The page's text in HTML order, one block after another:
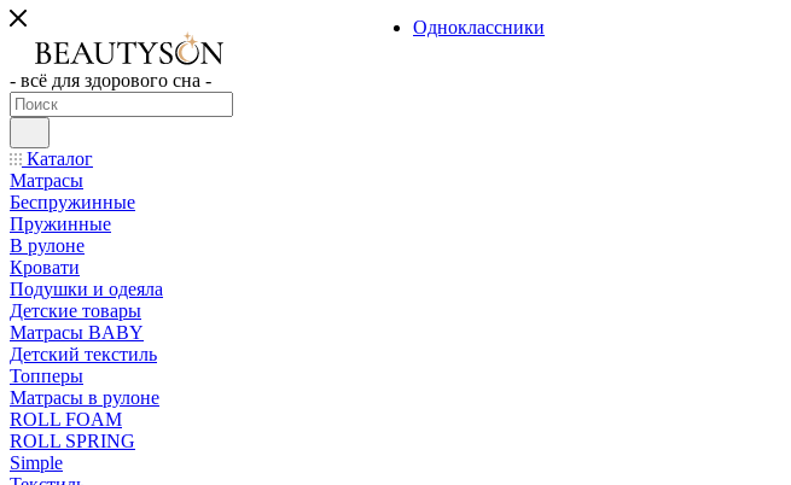
- всё для здорового сна -
Каталог
Матрасы
Беспружинные
Пружинные
В рулоне
Кровати
Подушки и одеяла
Детские товары
Матрасы BABY
Детский текстиль
Топперы
Матрасы в рулоне
ROLL FOAM
ROLL SPRING
Simple
Одноклассники